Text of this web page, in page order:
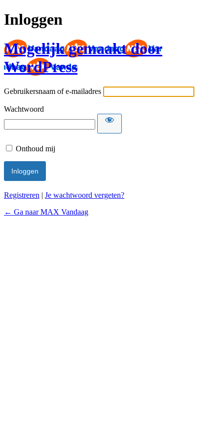
Inloggen
Mogelijk gemaakt door
WordPress
Gebruikersnaam of e-mailadres
Wachtwoord
Onthoud mij
Registreren | Je wachtwoord vergeten?
← Ga naar MAX Vandaag